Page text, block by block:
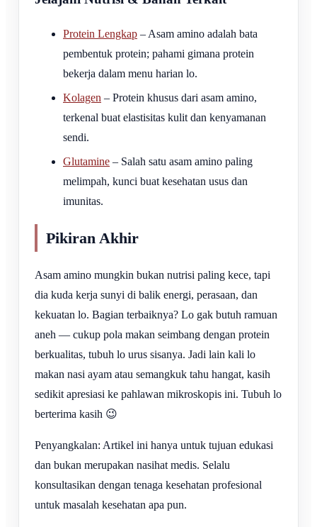
Protein Lengkap – Asam amino adalah bata
pembentuk protein; pahami gimana protein
bekerja dalam menu harian lo.
Kolagen – Protein khusus dari asam amino,
terkenal buat elastisitas kulit dan kenyamanan
sendi.
Glutamine – Salah satu asam amino paling
melimpah, kunci buat kesehatan usus dan
imunitas.
Pikiran Akhir
Asam amino mungkin bukan nutrisi paling kece, tapi
dia kuda kerja sunyi di balik energi, perasaan, dan
kekuatan lo. Bagian terbaiknya? Lo gak butuh ramuan
aneh — cukup pola makan seimbang dengan protein
berkualitas, tubuh lo urus sisanya. Jadi lain kali lo
makan nasi ayam atau semangkuk tahu hangat, kasih
sedikit apresiasi ke pahlawan mikroskopis ini. Tubuh lo
berterima kasih 😉
Penyangkalan: Artikel ini hanya untuk tujuan edukasi
dan bukan merupakan nasihat medis. Selalu
konsultasikan dengan tenaga kesehatan profesional
untuk masalah kesehatan apa pun.